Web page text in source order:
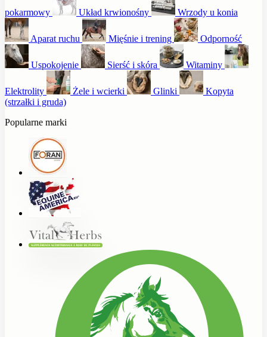
pokarmowy Układ krwionośny Wrzody u konia
Aparat ruchu Mięśnie i trening Odporność
Uspokojenie Sierść i skóra Witaminy
Elektrolity Żele i wcierki Glinki
Kopyta
(strzałki i gruda)
Popularne marki